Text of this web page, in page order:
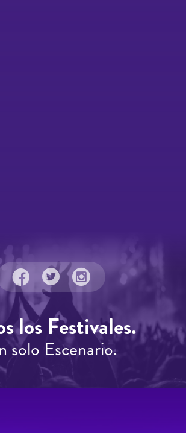
los Festivales.
solo Escenario.